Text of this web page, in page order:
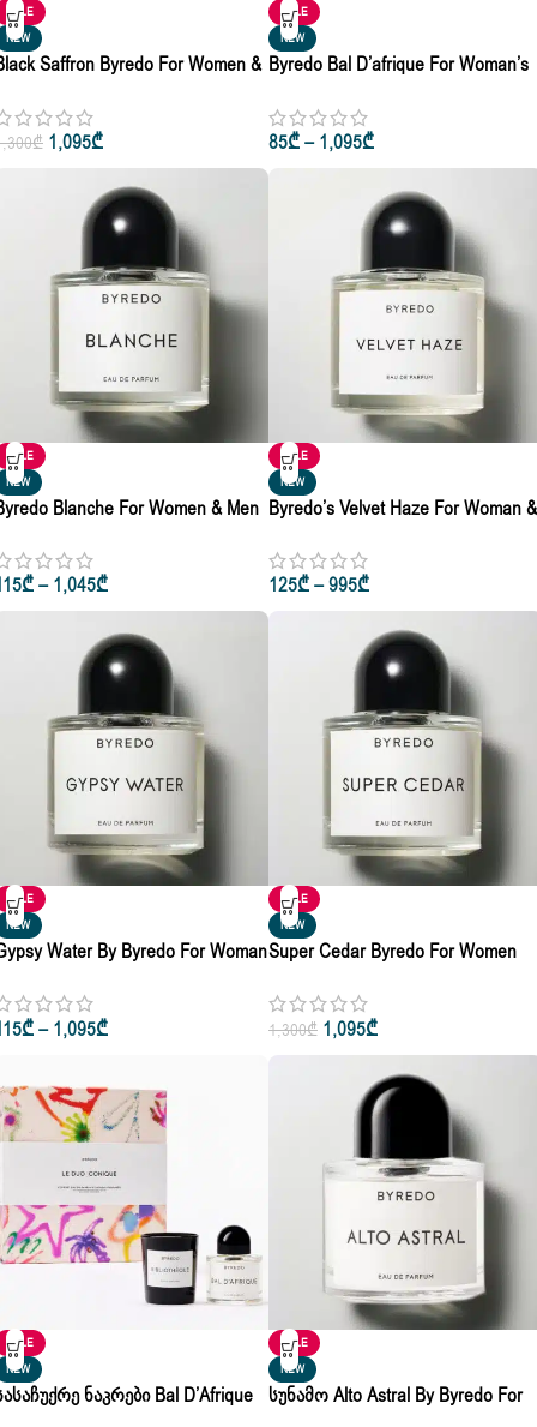
SALE
NEW
Saffron Byredo For Women &
₾ 1,095₾
SALE
NEW
Byredo Bal D’afrique For Woman’s
• 250ml
85₾– 1,095₾
SALE
NEW
Blanche For Women & Men
50ml • 100ml
₾– 1,045₾
SALE
NEW
Byredo’s Velvet Haze For Woman &
125₾–995₾
SALE
NEW
Water By Byredo For Woman
₾– 1,095₾
SALE
NEW
Super Cedar Byredo For Women
50ml • 100ml
1,300₾ 1,095₾
SALE
NEW
Ნაკრები Bal D’Afrique
SALE
NEW
Სუნამო Alto Astral By Byredo For